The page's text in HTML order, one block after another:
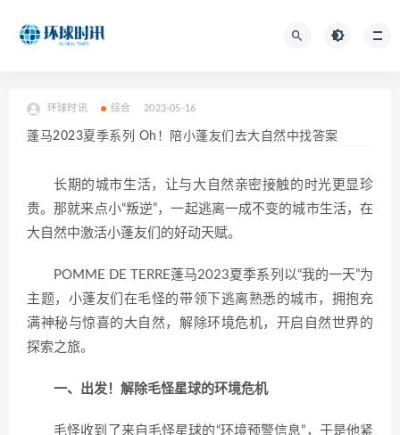
环球时讯 综合 2023-05-16
蓬马2023夏季系列 Oh！陪小蓬友们去大自然中找答案
长期的城市生活，让与大自然亲密接触的时光更显珍
贵。那就来点小“叛逆”，一起逃离一成不变的城市生活，在
大自然中激活小蓬友们的好动天赋。
POMME DE TERRE蓬马2023夏季系列以“我的一天”为
主题，小蓬友们在毛怪的带领下逃离熟悉的城市，拥抱充
满神秘与惊喜的大自然，解除环境危机，开启自然世界的
探索之旅。
一、出发！解除毛怪星球的环境危机
毛怪收到了来自毛怪星球的“环境预警信息”，于是他紧